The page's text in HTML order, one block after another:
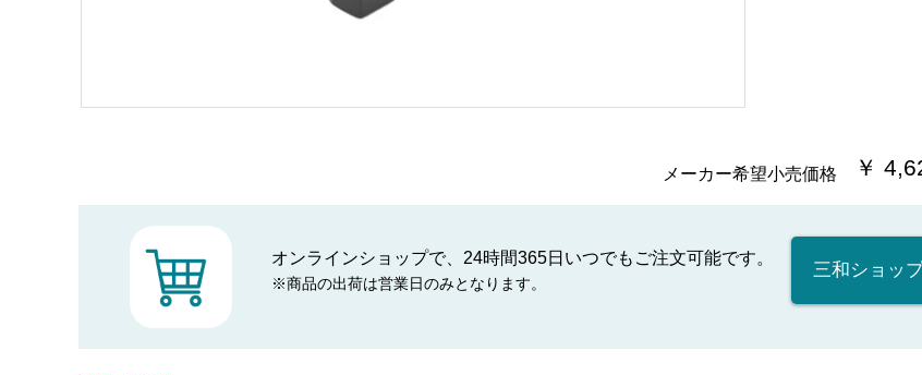
メーカー希望小売価格 ￥
オンラインショップで、24時間365日いつでもご注文可能です。
※商品の出荷は営業日のみとなります。
三和ショッ